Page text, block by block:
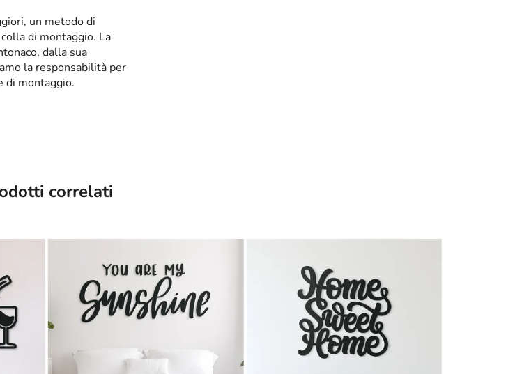
un metodo di
di montaggio. La
dalla sua
la responsabilità per
di montaggio.
correlati